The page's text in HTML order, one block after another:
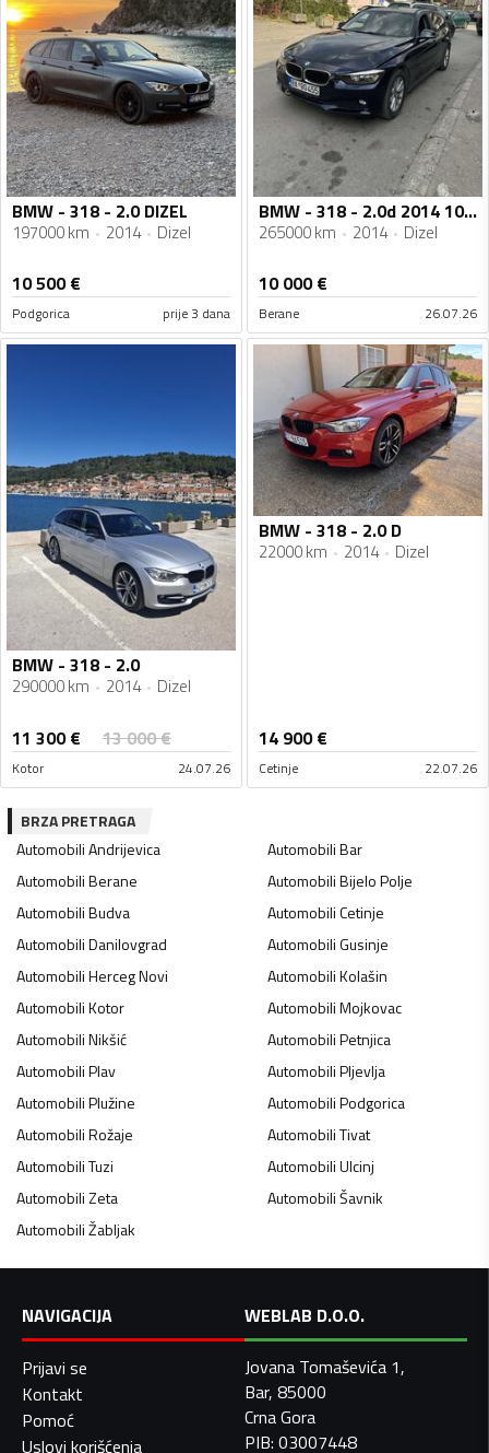
BMW - 318 - 2.0 DIZEL
197000 km 2014 Dizel
10 500€
Podgorica prije 3 dana
BMW - 318 - 2.0d 2014 105kw
265000 km 2014 Dizel
10 000€
Berane 26.07.26
BMW - 318 - 2.0
290000 km 2014 Dizel
11 300€ 13 000€
Kotor 24.07.26
BMW - 318 - 2.0 D
22000 km 2014 Dizel
14 900€
Cetinje 22.07.26
BRZA PRETRAGA
AutomobiliAndrijevica AutomobiliBar
AutomobiliBerane AutomobiliBijelo Polje
AutomobiliBudva AutomobiliCetinje
AutomobiliDanilovgrad AutomobiliGusinje
AutomobiliHerceg Novi AutomobiliKolašin
AutomobiliKotor AutomobiliMojkovac
AutomobiliNikšić AutomobiliPetnjica
AutomobiliPlav AutomobiliPljevlja
AutomobiliPlužine AutomobiliPodgorica
AutomobiliRožaje AutomobiliTivat
AutomobiliTuzi AutomobiliUlcinj
AutomobiliZeta AutomobiliŠavnik
AutomobiliŽabljak
NAVIGACIJA
Prijavi se
Kontakt
Pomoć
Uslovi korišćenja
WEBLAB D.O.O.
Jovana Tomaševića 1,
Bar, 85000
Crna Gora
PIB: 03007448